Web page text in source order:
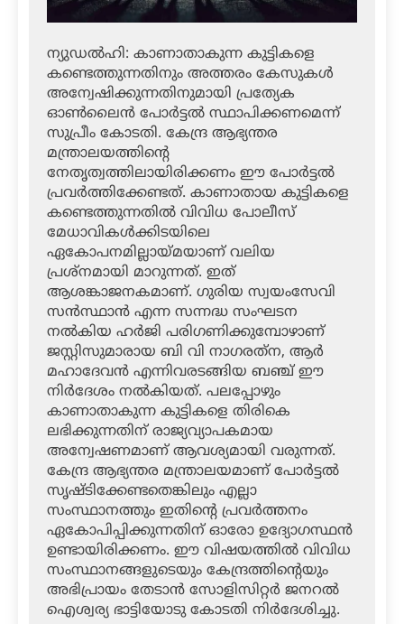
ന്യുഡല്‍ഹി: കാണാതാകുന്ന കുട്ടികളെ
കണ്ടെത്തുന്നതിനും അത്തരം കേസുകള്‍
അന്വേഷിക്കുന്നതിനുമായി പ്രത്യേക
ഓണ്‍ലൈന്‍ പോര്‍ട്ടല്‍ സ്ഥാപിക്കണമെന്ന്
സുപ്രീം കോടതി. കേന്ദ്ര ആഭ്യന്തര
മന്ത്രാലയത്തിന്റെ
നേതൃത്വത്തിലായിരിക്കണം ഈ പോര്‍ട്ടല്‍
പ്രവര്‍ത്തിക്കേണ്ടത്. കാണാതായ കുട്ടികളെ
കണ്ടെത്തുന്നതില്‍ വിവിധ പോലീസ്
മേധാവികള്‍ക്കിടയിലെ
ഏകോപനമില്ലായ്മയാണ് വലിയ
പ്രശ്‌നമായി മാറുന്നത്. ഇത്
ആശങ്കാജനകമാണ്. ഗുരിയ സ്വയംസേവി
സന്‍സ്ഥാന്‍ എന്ന സന്നദ്ധ സംഘടന
നല്‍കിയ ഹര്‍ജി പരിഗണിക്കുമ്പോഴാണ്
ജസ്റ്റിസുമാരായ ബി വി നാഗരത്‌ന, ആര്‍
മഹാദേവന്‍ എന്നിവരടങ്ങിയ ബഞ്ച് ഈ
നിര്‍ദേശം നല്‍കിയത്. പലപ്പോഴും
കാണാതാകുന്ന കുട്ടികളെ തിരികെ
ലഭിക്കുന്നതിന് രാജ്യവ്യാപകമായ
അന്വേഷണമാണ് ആവശ്യമായി വരുന്നത്.
കേന്ദ്ര ആഭ്യന്തര മന്ത്രാലയമാണ് പോര്‍ട്ടല്‍
സൃഷ്ടിക്കേണ്ടതെങ്കിലും എല്ലാ
സംസ്ഥാനത്തും ഇതിന്റെ പ്രവര്‍ത്തനം
ഏകോപിപ്പിക്കുന്നതിന് ഓരോ ഉദ്യോഗസ്ഥന്‍
ഉണ്ടായിരിക്കണം. ഈ വിഷയത്തില്‍ വിവിധ
സംസ്ഥാനങ്ങളുടെയും കേന്ദ്രത്തിന്റെയും
അഭിപ്രായം തേടാന്‍ സോളിസിറ്റര്‍ ജനറല്‍
ഐശ്വര്യ ഭാട്ടിയോടു കോടതി നിര്‍ദേശിച്ചു.